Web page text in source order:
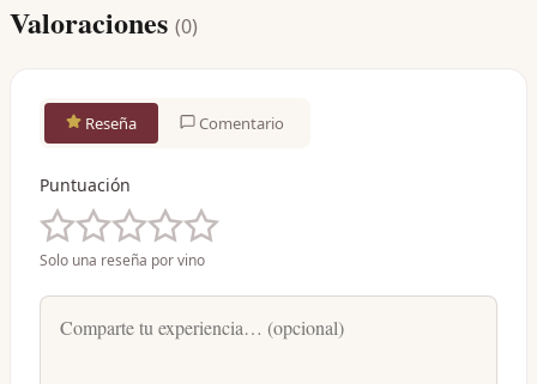
Valoraciones (0)
Reseña Comentario
Puntuación
Solo una reseña por vino